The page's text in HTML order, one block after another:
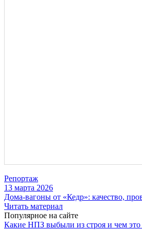
Репортаж
13 марта 2026
Дома-вагоны от «Кедр»: качество,
Читать материал
Популярное на сайте
Какие НПЗ выбыли из строя и чем